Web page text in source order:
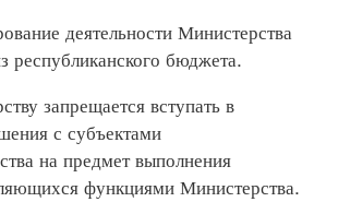
деятельности Министерства
республиканского бюджета.
запрещается вступать в
с субъектами
на предмет выполнения
функциями Министерства.